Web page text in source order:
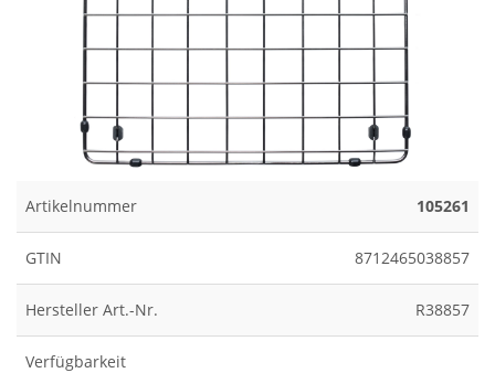
Artikelnummer 105261
GTIN 8712465038857
Hersteller Art.-Nr. R38857
Verfügbarkeit